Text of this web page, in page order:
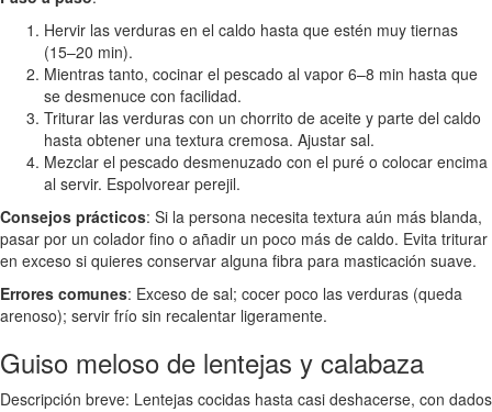
Hervir las verduras en el caldo hasta que estén muy tiernas
(15–20 min).
Mientras tanto, cocinar el pescado al vapor 6–8 min hasta que
se desmenuce con facilidad.
Triturar las verduras con un chorrito de aceite y parte del caldo
hasta obtener una textura cremosa. Ajustar sal.
Mezclar el pescado desmenuzado con el puré o colocar encima
al servir. Espolvorear perejil.
Consejos prácticos: Si la persona necesita textura aún más blanda,
pasar por un colador fino o añadir un poco más de caldo. Evita triturar
en exceso si quieres conservar alguna fibra para masticación suave.
Errores comunes: Exceso de sal; cocer poco las verduras (queda
arenoso); servir frío sin recalentar ligeramente.
Guiso meloso de lentejas y calabaza
Descripción breve: Lentejas cocidas hasta casi deshacerse, con dados